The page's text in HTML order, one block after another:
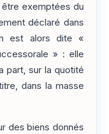
exemptées du
déclaré dans
est alors dite «
» : elle
part, sur la quotité
dans la masse
des biens donnés